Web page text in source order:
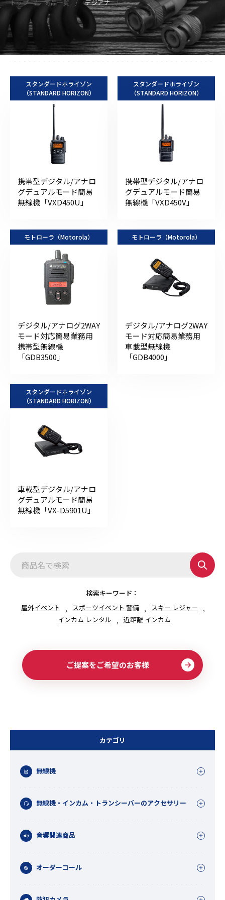
トップ 商品一覧 デジアナ
カテゴリ
無線機
無線機・インカム・トランシーバーのアクセサリー
音響関連商品
オーダーコール
スタンダードホライゾン
（STANDARD HORIZON）
携帯型デジタル/アナロ
グデュアルモード簡易
無線機「VXD450U」
スタンダードホライゾン
（STANDARD HORIZON）
携帯型デジタル/アナロ
グデュアルモード簡易
無線機「VXD450V」
モトローラ（Motorola）
デジタル/アナログ2WAY
モード対応簡易業務用
携帯型無線機
「GDB3500」
モトローラ（Motorola）
デジタル/アナログ2WAY
モード対応簡易業務用
車載型無線機
「GDB4000」
スタンダードホライゾン
（STANDARD HORIZON）
車載型デジタル/アナロ
グデュアルモード簡易
無線機「VX-D5901U」
検索キーワード：
屋外イベント
スポーツイベント 警備
スキー レジャー
インカム レンタル
近距離 インカム
ご提案をご希望のお客様